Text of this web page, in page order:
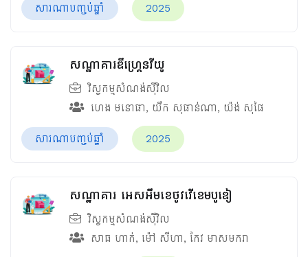
សារណាបញ្ចប់ឆ្នាំ 2025
សណ្ឋាគារឌឹហ្គ្រេនវីយូ
វិស្វកម្មសំណង់ស៊ីវិល
ហេង មនោផា, យឹក សុផាន់ណា, យ៉ង់ សុផៃ
សារណាបញ្ចប់ឆ្នាំ 2025
សណ្ឋាគារ អេសអឹមខេថូវវើខេមបូឌៀ
វិស្វកម្មសំណង់ស៊ីវិល
សាធ ហាក់, ម៉ៅ សីហា, កែវ មាសមករា